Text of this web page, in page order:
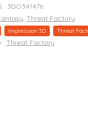
: 3DO341476
, Threat Factory
, Impression 3D , Threat
: Threat Factory